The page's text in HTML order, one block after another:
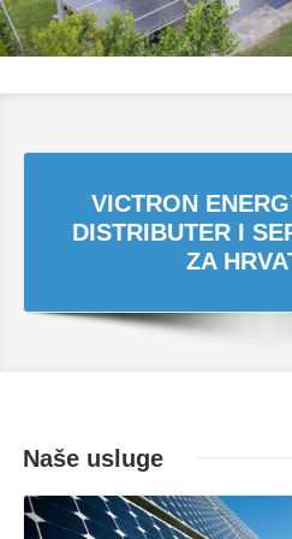
VICTRON
DISTRIBUTER I
ZA
Naše usluge
Opširnije